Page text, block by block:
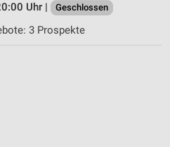
Uhr |
Geschlossen
3 Prospekte